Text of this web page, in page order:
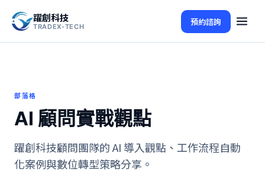
躍創科技
TRADEX-TECH 預約諮詢
部落格
AI 顧問實戰觀點
躍創科技顧問團隊的 AI 導入觀點、工作流程自動
化案例與數位轉型策略分享。